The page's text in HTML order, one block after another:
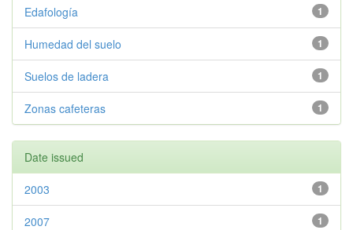
1
Edafología
1
Humedad del suelo
1
Suelos de ladera
1
Zonas cafeteras
Date issued
1
2003
1
2007